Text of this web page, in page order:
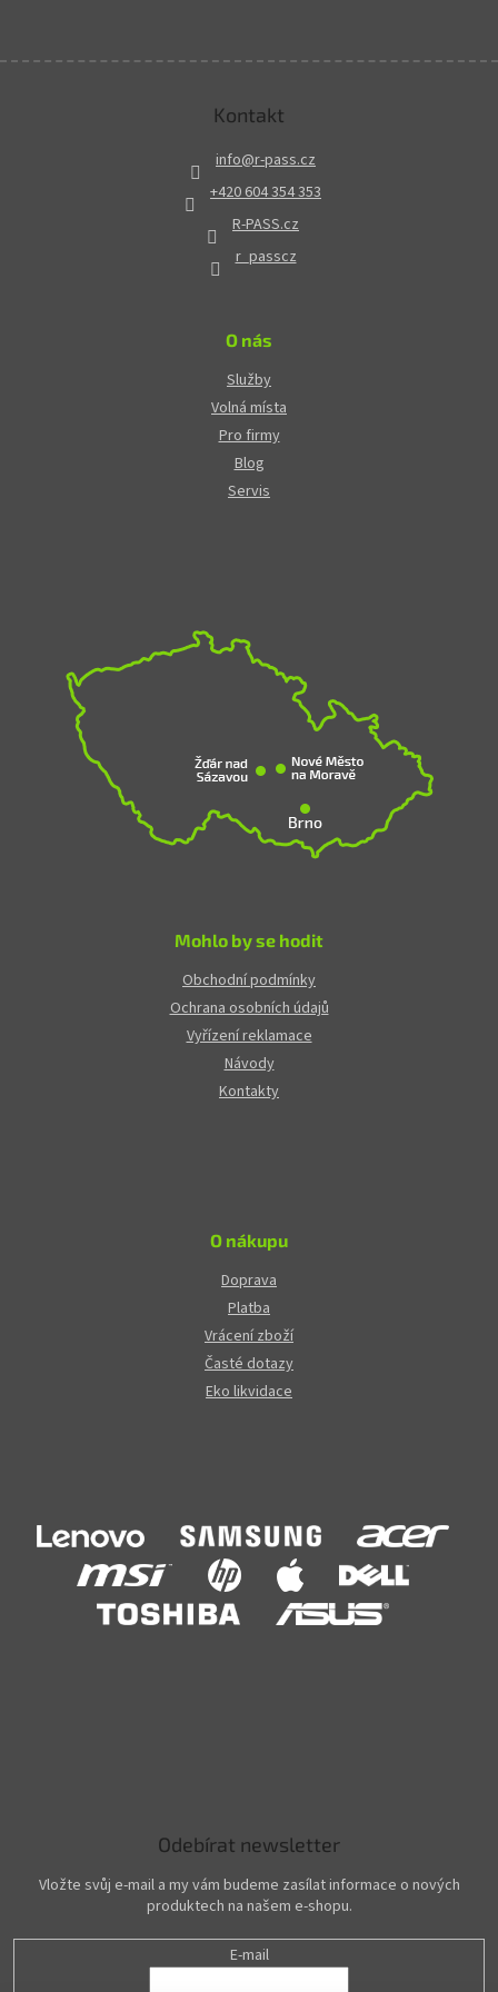
Kontakt
info@r-pass.cz
+420 604 354 353
R-PASS.cz
r_passcz
O nás
Služby
Volná místa
Pro firmy
Blog
Servis
Mohlo by se hodit
Obchodní podmínky
Ochrana osobních údajů
Vyřízení reklamace
Návody
Kontakty
O nákupu
Doprava
Platba
Vrácení zboží
Časté dotazy
Eko likvidace
Odebírat newsletter
Vložte svůj e-mail a my vám budeme zasílat informace o nových
produktech na našem e-shopu.
E-mail